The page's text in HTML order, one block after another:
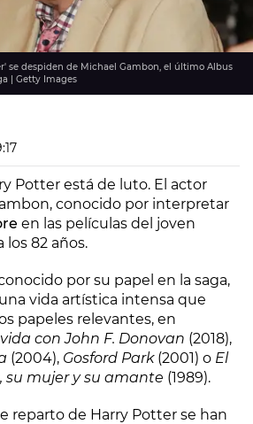
se despiden de Michael Gambon, el último Albus
| Getty Images
Potter está de luto. El actor
conocido por interpretar
en las películas del joven
82 años.
por su papel en la saga,
vida artística intensa que
papeles relevantes, en
con John F. Donovan (2018),
(2004), Gosford Park(2001) o El
su mujer y su amante (1989).
reparto de Harry Potter se han